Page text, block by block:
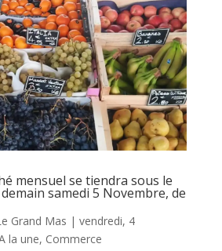
mensuel se tiendra sous le
samedi 5 Novembre, de
Grand Mas | vendredi, 4
la une, Commerce